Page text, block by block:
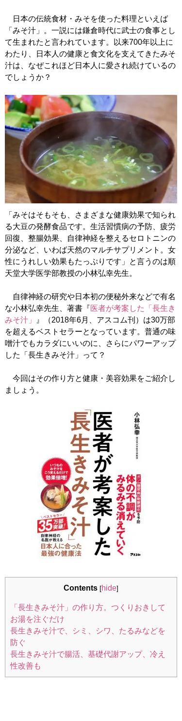
日本の伝統食材・みそを使った料理といえば
「みそ汁」。一説には鎌倉時代に武士の食事とし
て生まれたと言われています。以来700年以上に
わたり、日本人の健康と食文化を支えてきたみそ
汁は、なぜこれほど日本人に愛され続けているの
でしょうか？
「みそはそもそも、さまざまな健康効果で知られ
る大豆の発酵食品です。生活習慣病の予防、疲労
回復、整腸効果、自律神経を整えるセロトニンの
分泌など、いわば天然のマルチサプリメント。女
性にうれしい効果もたっぷりです」と言うのは順
天堂大学医学部教授の小林弘幸先生。
自律神経の研究や日本初の便秘外来などで有名
な小林弘幸先生、著書『医者が考案した「長生き
みそ汁」
』（2018年6月、アスコム刊）は30万部
を超えるベストセラーとなっています。普通の味
噌汁でもカラダにいいのに、さらにパワーアップ
した「長生きみそ汁」って？
今回はその作り方と健康・美容効果をご紹介し
ましょう。
Contents [hide]
「長生きみそ汁」の作り方。つくりおきして
お湯を注ぐだけ
長生きみそ汁で、シミ、シワ、たるみなどを
防ぐ
長生きみそ汁で腸活、基礎代謝アップ、冷え
性改善も